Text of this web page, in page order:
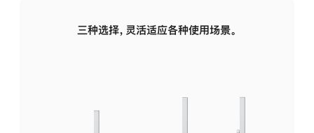
三种选择，灵活适应各种使用场景。